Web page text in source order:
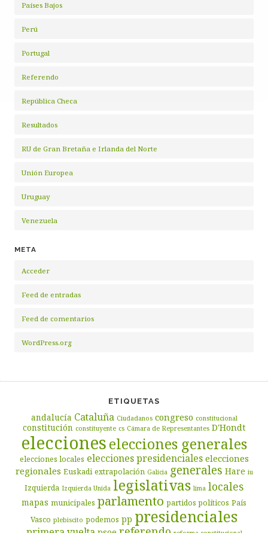
Países Bajos
Perú
Portugal
Referendo
República Checa
Resultados
RU de Gran Bretaña e Irlanda del Norte
Unión Europea
Uruguay
Venezuela
META
Acceder
Feed de entradas
Feed de comentarios
WordPress.org
ETIQUETAS
andalucía Cataluña Ciudadanos congreso constitucional
constitución constituyente cs Cámara de Representantes D'Hondt
eleccioneselecciones generales
elecciones locales elecciones presidenciales elecciones
regionales Euskadi extrapolación Galicia generales Hare iu
Izquierda Izquierda Unida legislativas lima locales
mapas municipales parlamento partidos políticos País
Vasco plebiscito podemos pp presidenciales